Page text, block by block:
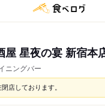
屋 星夜の宴 新宿本
ニングバー
店しております。